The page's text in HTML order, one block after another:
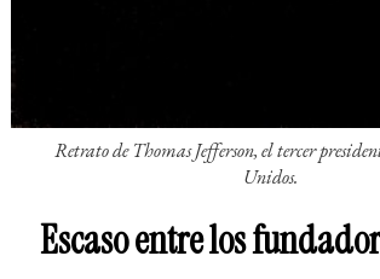
Retrato de Thomas Jefferson, el tercer
Unidos.
Escaso entre los